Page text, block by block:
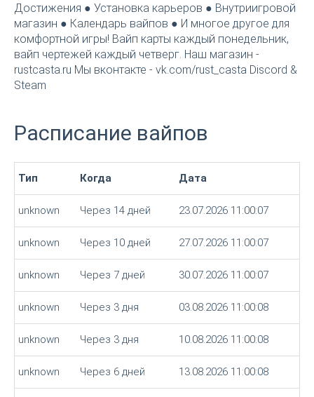
Достижения ● Установка карьеров ● Внутриигровой
магазин ● Календарь вайпов ● И многое другое для
комфортной игры! Вайп карты каждый понедельник,
вайп чертежей каждый четверг. Наш магазин -
rustcasta.ru Мы вконтакте - vk.com/rust_casta Discord &
Steam
Расписание вайпов
Тип Когда Дата
unknown Через 14 дней 23.07.2026 11:00:07
unknown Через 10 дней 27.07.2026 11:00:07
unknown Через 7 дней 30.07.2026 11:00:07
unknown Через 3 дня 03.08.2026 11:00:08
unknown Через 3 дня 10.08.2026 11:00:08
unknown Через 6 дней 13.08.2026 11:00:08